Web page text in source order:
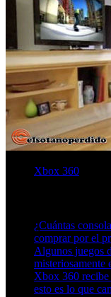
Xbox 360
¿Cuántas
comprar por el
Algunos juegos
misteriosamente
Xbox 360 recibe
esto es lo que